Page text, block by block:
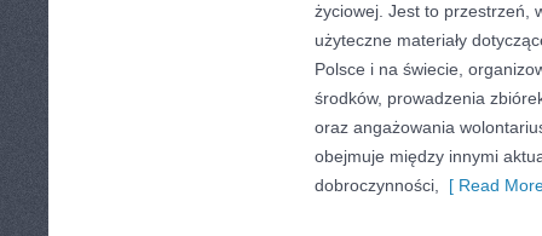
życiowej. Jest to przestrzeń,
użyteczne materiały
Polsce i na świecie,
środków, prowadzenia
oraz angażowania
obejmuje między innymi
dobroczynności,
[ Read